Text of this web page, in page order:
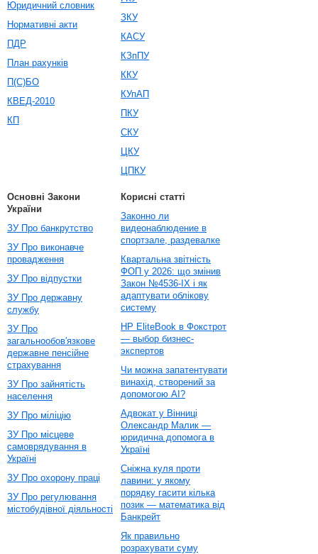
Юридичний словник
Нормативні акти
ПДР
План рахунків
П(С)БО
КВЕД-2010
КП
ЗКУ
КАСУ
КЗпПУ
ККУ
КУпАП
ПКУ
СКУ
ЦКУ
ЦПКУ
Основні Закони
України
ЗУ Про банкрутство
ЗУ Про виконавче
провадження
ЗУ Про відпустки
ЗУ Про державну
службу
ЗУ Про
загальнообов'язкове
державне пенсійне
страхування
ЗУ Про зайнятість
населення
ЗУ Про міліцію
ЗУ Про місцеве
самоврядування в
Україні
ЗУ Про охорону праці
ЗУ Про регулювання
містобудівної діяльності
Корисні статті
Законно ли
видеонаблюдение в
спортзале, раздевалке
Квартальна звітність
ФОП у 2026: що змінив
Закон №4536-IX і як
адаптувати облікову
систему
HP EliteBook в Фокстрот
— выбор бизнес-
экспертов
Чи можна запатентувати
винахід, створений за
допомогою AI?
Адвокат у Вінниці
Олександр Малик —
юридична допомога в
Україні
Сніжна куля проти
лавини: у якому
порядку гасити кілька
позик — математика від
Банкрейт
Як правильно
розрахувати суму